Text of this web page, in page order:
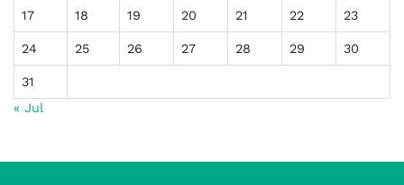
17 18 19 20 21 22 23
24 25 26 27 28 29 30
31
« Jul